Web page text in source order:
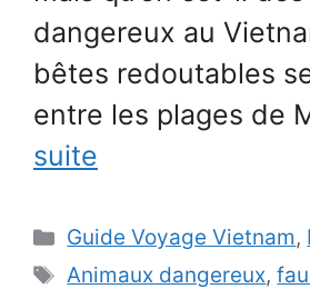
dangereux au
bêtes redoutables
entre les plages de
suite
Catégories
Guide Voyage Vietnam,
Étiquettes
Animaux dangereux,